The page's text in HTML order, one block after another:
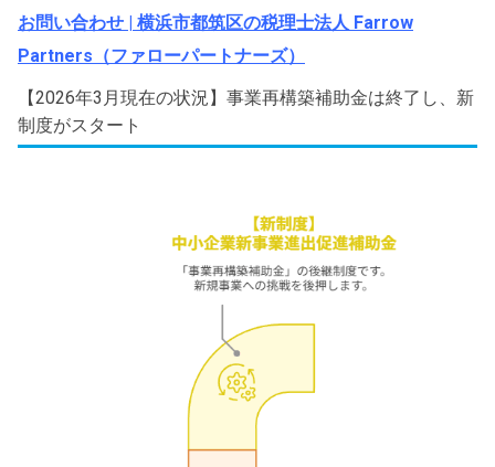
お問い合わせ | 横浜市都筑区の税理士法人 Farrow
Partners（ファローパートナーズ）
【2026年3月現在の状況】事業再構築補助金は終了し、新
制度がスタート